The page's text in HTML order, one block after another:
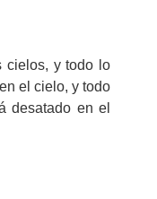
cielos, y todo lo
el cielo, y todo
desatado en el